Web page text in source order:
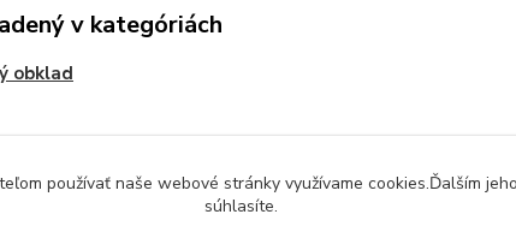
v kategóriách
obklad
používať naše webové stránky využívame cookies.Ďalším
súhlasíte.